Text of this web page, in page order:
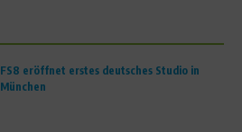
FS8 eröffnet erstes deutsches Studio in
München